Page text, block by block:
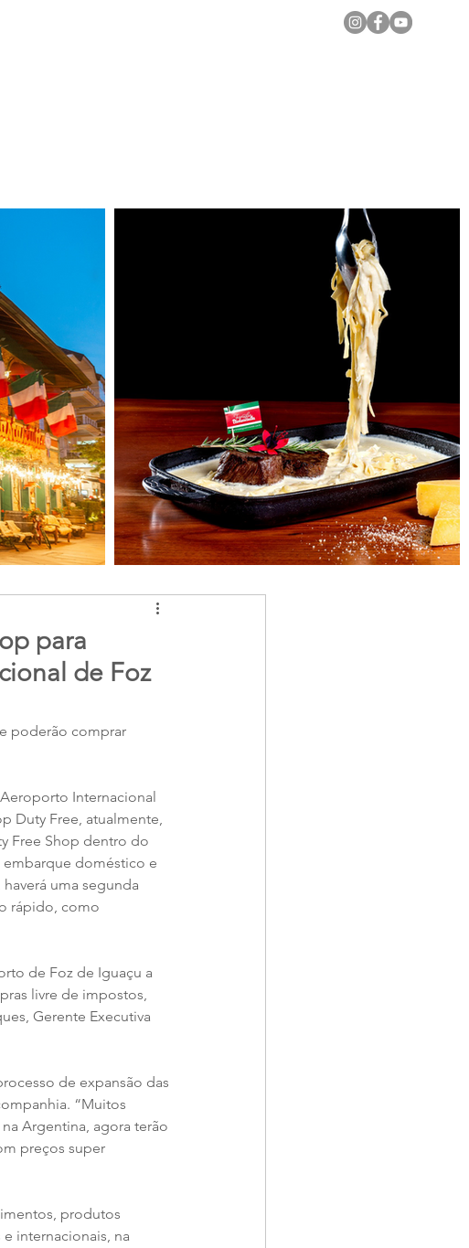
para
de Foz
poderão comprar
Internacional
Duty Free, atualmente,
Free Shop dentro do
embarque doméstico e
uma segunda
rápido, como
de Foz de Iguaçu a
livre de impostos,
Gerente Executiva
de expansão das
“Muitos
Argentina, agora terão
preços super
produtos
internacionais, na